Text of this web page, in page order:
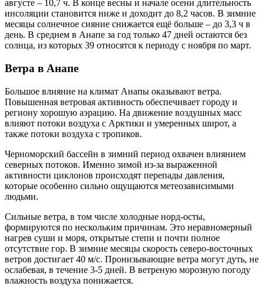
августе – 10,7 ч. В конце весны и начале осени длительность
инсоляции становится ниже и доходит до 8,2 часов. В зимние
месяцы солнечное сияние снижается ещё больше – до 3,3 ч в
день. В среднем в Анапе за год только 47 дней остаются без
солнца, из которых 39 относятся к периоду с ноября по март.
Ветра в Анапе
Большое влияние на климат Анапы оказывают ветра.
Повышенная ветровая активность обеспечивает городу и
региону хорошую аэрацию. На движение воздушных масс
влияют потоки воздуха с Арктики и умеренных широт, а
также потоки воздуха с тропиков.
Черноморский бассейн в зимний период охвачен влиянием
северных потоков. Именно зимой из-за выраженной
активности циклонов происходят перепады давления,
которые особенно сильно ощущаются метеозависимыми
людьми.
Сильные ветра, в том числе холодные норд-осты,
формируются по нескольким причинам. Это неравномерный
нагрев суши и моря, открытые степи и почти полное
отсутствие гор. В зимние месяцы скорость северо-восточных
ветров достигает 40 м/с. Пронизывающие ветра могут дуть, не
ослабевая, в течение 3-5 дней. В ветреную морозную погоду
влажность воздуха понижается.